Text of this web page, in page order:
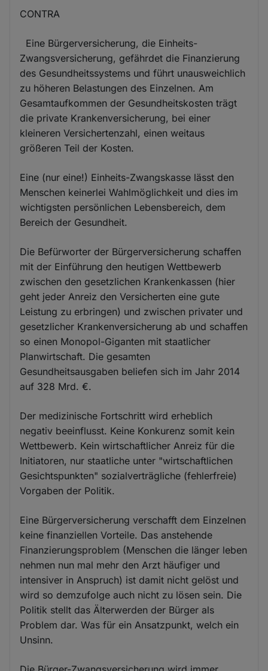
CONTRA
Eine Bürgerversicherung, die Einheits-
Zwangsversicherung, gefährdet die Finanzierung
des Gesundheitssystems und führt unausweichlich
zu höheren Belastungen des Einzelnen. Am
Gesamtaufkommen der Gesundheitskosten trägt
die private Krankenversicherung, bei einer
kleineren Versichertenzahl, einen weitaus
größeren Teil der Kosten.
Eine (nur eine!) Einheits-Zwangskasse lässt den
Menschen keinerlei Wahlmöglichkeit und dies im
wichtigsten persönlichen Lebensbereich, dem
Bereich der Gesundheit.
Die Befürworter der Bürgerversicherung schaffen
mit der Einführung den heutigen Wettbewerb
zwischen den gesetzlichen Krankenkassen (hier
geht jeder Anreiz den Versicherten eine gute
Leistung zu erbringen) und zwischen privater und
gesetzlicher Krankenversicherung ab und schaffen
so einen Monopol-Giganten mit staatlicher
Planwirtschaft. Die gesamten
Gesundheitsausgaben beliefen sich im Jahr 2014
auf 328 Mrd. €.
Der medizinische Fortschritt wird erheblich
negativ beeinflusst. Keine Konkurenz somit kein
Wettbewerb. Kein wirtschaftlicher Anreiz für die
Initiatoren, nur staatliche unter "wirtschaftlichen
Gesichtspunkten" sozialverträgliche (fehlerfreie)
Vorgaben der Politik.
Eine Bürgerversicherung verschafft dem Einzelnen
keine finanziellen Vorteile. Das anstehende
Finanzierungsproblem (Menschen die länger leben
nehmen nun mal mehr den Arzt häufiger und
intensiver in Anspruch) ist damit nicht gelöst und
wird so demzufolge auch nicht zu lösen sein. Die
Politik stellt das Älterwerden der Bürger als
Problem dar. Was für ein Ansatzpunkt, welch ein
Unsinn.